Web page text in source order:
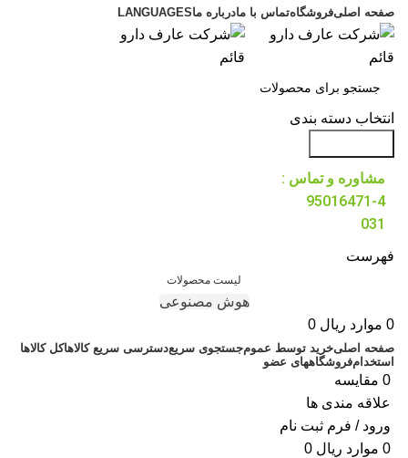
صفحه اصلیفروشگاهتماس با مادرباره ماLANGUAGES
انتخاب دسته بندی
مشاوره و تماس :
95016471-4
031
فهرست
لیست محصولات
هوش مصنوعی
0 موارد ریال
صفحه اصلیخرید توسط عمومجستجوی سریعدسترسی سریع کالاهاکل کالاها
استخدامفروشگاههای عضو
0 مقایسه
علاقه مندی ها
ورود / فرم ثبت نام
0 موارد ریال